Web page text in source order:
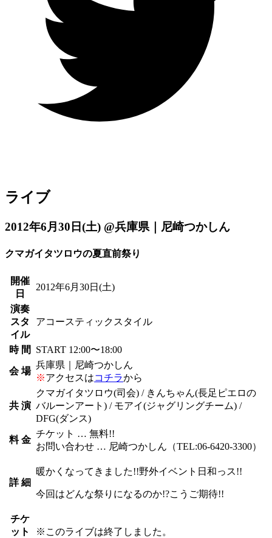
ライブ
2012年6月30日(土) @兵庫県｜尼崎つかしん
クマガイタツロウの夏直前祭り
開催
日
2012年6月30日 (土)
演奏
スタ
イル
アコースティックスタイル
時 間 START 12:00〜18:00
会 場
兵庫県｜尼崎つかしん
※アクセスはコチラから
共 演
クマガイタツロウ(司会) / きんちゃん(長足ピエロの
バルーンアート) / モアイ(ジャグリングチーム) /
DFG(ダンス)
料 金
チケット … 無料!!
お問い合わせ … 尼崎つかしん（TEL:06-6420-3300）
詳 細
暖かくなってきました!!野外イベント日和っス!!
今回はどんな祭りになるのか!?こうご期待!!
チケ
ット
※ このライブは終了しました。